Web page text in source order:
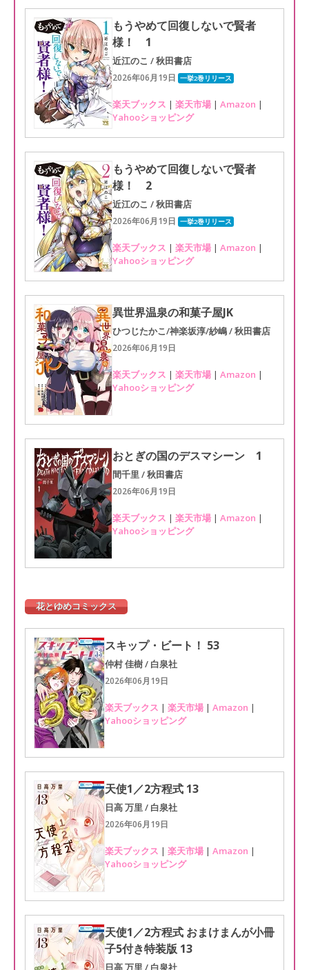
もうやめて回復しないで賢者
様！ 1
近江のこ / 秋田書店
2026年06月19日 一挙2巻リリース
楽天ブックス | 楽天市場 | Amazon |
Yahooショッピング
もうやめて回復しないで賢者
様！ 2
近江のこ / 秋田書店
2026年06月19日 一挙2巻リリース
楽天ブックス | 楽天市場 | Amazon |
Yahooショッピング
異世界温泉の和菓子屋JK
ひつじたかこ/神楽坂淳/紗嶋 / 秋田書店
2026年06月19日
楽天ブックス | 楽天市場 | Amazon |
Yahooショッピング
おとぎの国のデスマシーン 1
間千里 / 秋田書店
2026年06月19日
楽天ブックス | 楽天市場 | Amazon |
Yahooショッピング
花とゆめコミックス
スキップ・ビート！ 53
仲村 佳樹 / 白泉社
2026年06月19日
楽天ブックス | 楽天市場 | Amazon |
Yahooショッピング
天使1／2方程式 13
日高 万里 / 白泉社
2026年06月19日
楽天ブックス | 楽天市場 | Amazon |
Yahooショッピング
天使1／2方程式 おまけまんが小冊
子5付き特装版 13
日高 万里 / 白泉社